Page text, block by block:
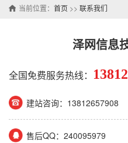
当前位置： 首页 >> 联系我们
泽网信息
全国免费服务热线：
建站咨询：13812657908
售后QQ：240095979